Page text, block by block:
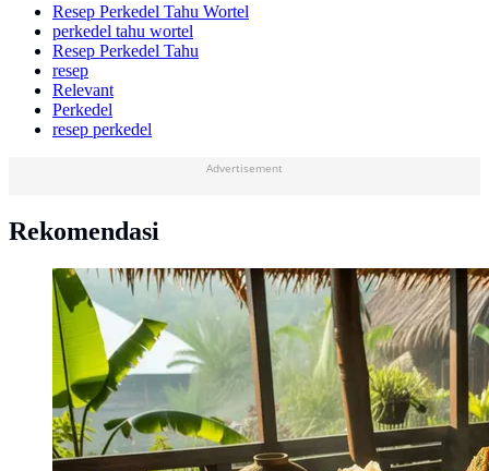
Resep Perkedel Tahu Wortel
perkedel tahu wortel
Resep Perkedel Tahu
resep
Relevant
Perkedel
resep perkedel
Advertisement
Rekomendasi